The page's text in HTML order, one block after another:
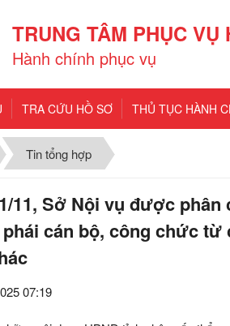
TRUNG TÂM PHỤC
Hành chính phục vụ
TRA CỨU HỒ SƠ THỦ TỤC HÀNH
Tin tổng hợp
11, Sở Nội vụ được
cán bộ, công chức
07:19